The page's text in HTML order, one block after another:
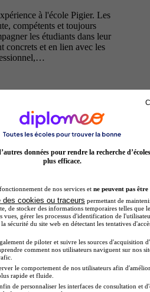
à l'école Pigier. Les
compétents et toujours
les étudiants dans leur
concrets et en lien avec les
auxquels tu auras
rayon
les plus
données pour rendre la recherche
plus efficace.
de nos services et ne peuvent pas être
des cookies ou traceurs permettant de
de stocker des informations temporaires telles que
vues, gérer les processus d'identification de
sécurité du site web en détectant les tentatives
de piloter et suivre les sources d'acquisition
comment nos utilisateurs naviguent sur nos
le comportement de nos utilisateurs afin
rapide et fluide.
de personnaliser les interfaces de consultation et